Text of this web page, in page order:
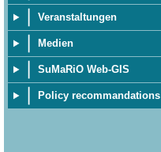
Veranstaltungen
Medien
SuMaRiO Web-GIS
Policy recommandations